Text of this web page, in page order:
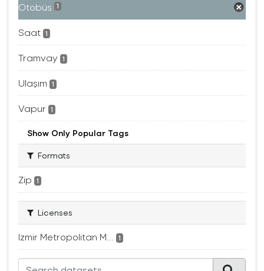
Otobüs 1
Saat 1
Tramvay 1
Ulaşım 1
Vapur 1
Show Only Popular Tags
Formats
Zip 1
Licenses
Izmir Metropolitan M... 1